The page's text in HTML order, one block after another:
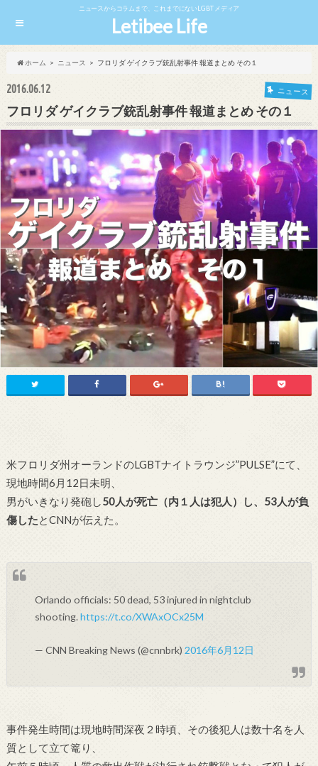
ニュースからコラムまで、これまでにないLGBTメディア
Letibee Life
ホーム ニュース フロリダ ゲイクラブ銃乱射事件 報道まとめ その１
2016.06.12 ニュース
フロリダ ゲイクラブ銃乱射事件 報道まとめ その１
米フロリダ州オーランドのLGBTナイトラウンジ”PULSE”にて、
現地時間6月12日未明、
男がいきなり発砲し50人が死亡（内１人は犯人）し、53人が負
傷したとCNNが伝えた。
Orlando officials: 50 dead, 53 injured in nightclub
shooting.https://t.co/XWAxOCx25M
— CNN Breaking News (@cnnbrk)2016年6月12日
事件発生時間は現地時間深夜２時頃、その後犯人は数十名を人
質として立て篭り、